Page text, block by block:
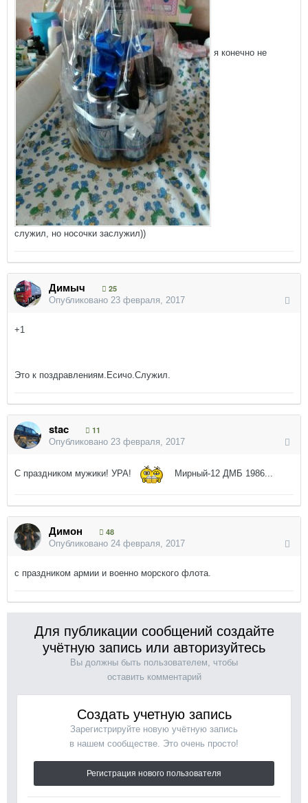
я конечно не
служил, но носочки заслужил))
Димыч
25
Опубликовано 23 февраля, 2017
+1
Это к поздравлениям.Есичо.Служил.
stac
11
Опубликовано 23 февраля, 2017
С праздником мужики! УРА! Мирный-12 ДМБ 1986...
Димон
48
Опубликовано 24 февраля, 2017
с праздником армии и военно морского флота.
Для публикации сообщений создайте
учётную запись или авторизуйтесь
Вы должны быть пользователем, чтобы
оставить комментарий
Создать учетную запись
Зарегистрируйте новую учётную запись
в нашем сообществе. Это очень просто!
Регистрация нового пользователя